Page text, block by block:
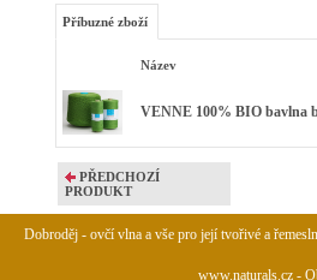
Příbuzné zboží
Název
VENNE 100% BIO bavlna
PŘEDCHOZÍ
PRODUKT
Dobroděj - ovčí vlna a vše pro její tvořivé a
www.naturals.cz -